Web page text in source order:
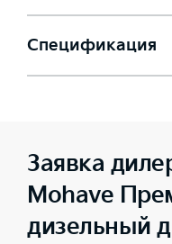
Спецификация
Заявка
Mohave
дизельный